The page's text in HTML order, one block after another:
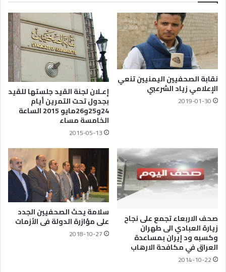
نقابة الصحفيين اليمنيين تنعي
الإعلامي زياد الشرعبي
2019-01-30
إعـلان لجنة القيد جلستها للقيد
بجدول تحت التمرين أيام
24و25و26مايو 2015 الساعة
الخامسة مساء
2015-05-13
صحف الاربعاء تجمع على نجاح
زيارة العبادي الى طهران
وكسبه ود إيران بمساعدة
العراق في مكافحة الارهاب
2014-10-22
سلامة يحث الصحفيين الجدد
على مؤازرة الدولة فى الأزمات
2018-10-27